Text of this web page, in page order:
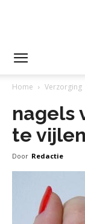
Home Verzorging
nagels
te
Door Redactie